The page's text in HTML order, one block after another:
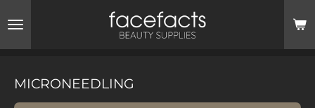
direct
MICRONEEDLING